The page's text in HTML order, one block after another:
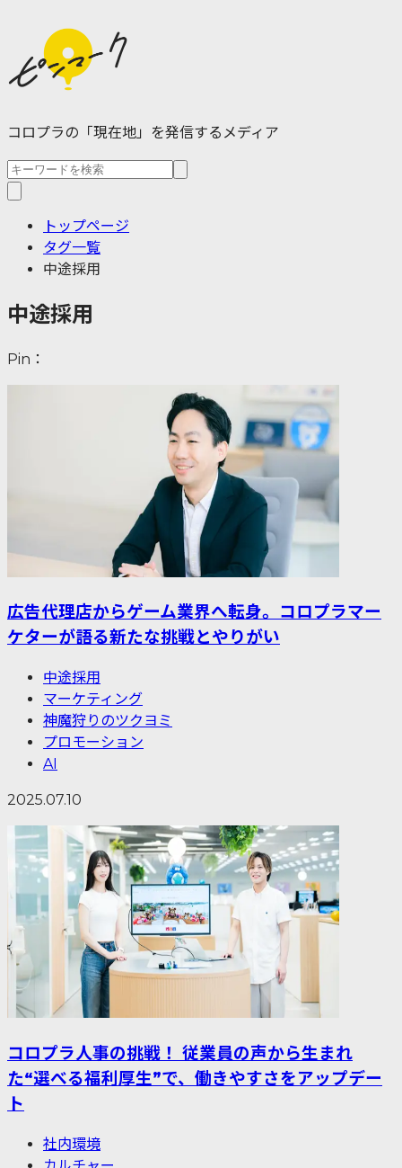
コロプラの「現在地」を発信するメディア
トップページ
タグ一覧
中途採用
中途採用
Pin：
広告代理店からゲーム業界へ転身。コロプラマー
ケターが語る新たな挑戦とやりがい
中途採用
マーケティング
神魔狩りのツクヨミ
プロモーション
AI
2025.07.10
コロプラ人事の挑戦！ 従業員の声から生まれ
た“選べる福利厚生”で、働きやすさをアップデー
ト
社内環境